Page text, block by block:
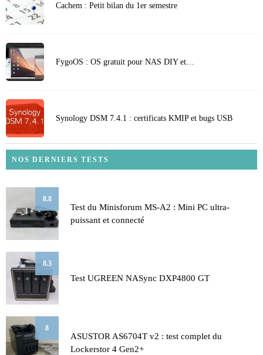
Cachem : Petit bilan du 1er semestre
FygoOS : OS gratuit pour NAS DIY et…
Synology DSM 7.4.1 : certificats KMIP et bugs USB
NOS DERNIERS TESTS
8.8
Test du Minisforum MS-A2 : Mini PC ultra-
puissant et connecté
8.3
Test UGREEN NASync DXP4800 GT
8
ASUSTOR AS6704T v2 : test complet du
Lockerstor 4 Gen2+